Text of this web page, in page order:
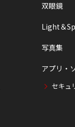
双眼鏡
Light＆
写真集
アプリ・
セキュ